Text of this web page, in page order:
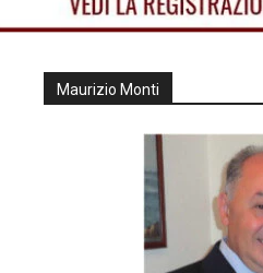
Maurizio Monti